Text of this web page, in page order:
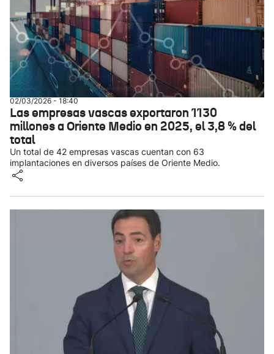
02/03/2026 - 18:40
Las empresas vascas exportaron 1130
millones a Oriente Medio en 2025, el 3,8 % del
total
Un total de 42 empresas vascas cuentan con 63
implantaciones en diversos países de Oriente Medio.